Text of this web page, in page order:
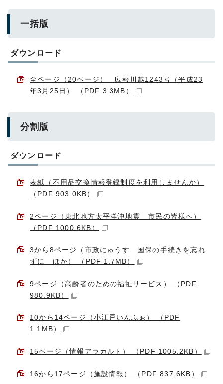
一括版
ダウンロード
全ページ（20ページ） 広報川越1243号（平成23
年3月25日） （PDF 3.3MB）
分割版
ダウンロード
表紙（不用品交換情報登録制度を利用しませんか）
（PDF 903.0KB）
2ページ（東北地方太平洋沖地震 市民の皆様へ）
（PDF 1000.6KB）
3から8ページ（市政にゅうす 国保の手続きを忘れ
ずに ほか） （PDF 1.7MB）
9ページ（高齢者のための福祉サービス） （PDF
980.9KB）
10から14ページ（小江戸いんふぉ） （PDF
1.1MB）
15ページ（情報アラカルト） （PDF 1005.2KB）
16から17ページ（施設情報） （PDF 837.6KB）